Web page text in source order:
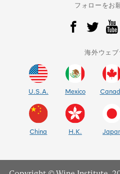
フォローをお
海外ウェブ
U.S.A. Mexico
China H.K.